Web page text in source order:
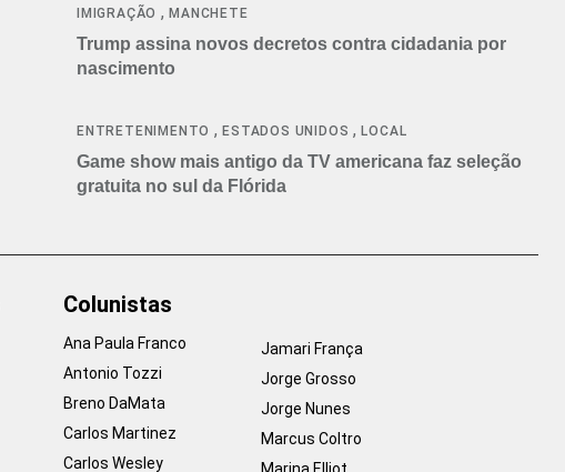
IMIGRAÇÃO ,MANCHETE
Trump assina novos decretos contra cidadania por
nascimento
ENTRETENIMENTO ,ESTADOS UNIDOS ,LOCAL
Game show mais antigo da TV americana faz seleção
gratuita no sul da Flórida
Colunistas
Ana Paula Franco
Antonio Tozzi
Breno DaMata
Carlos Martinez
Carlos Wesley
Jamari França
Jorge Grosso
Jorge Nunes
Marcus Coltro